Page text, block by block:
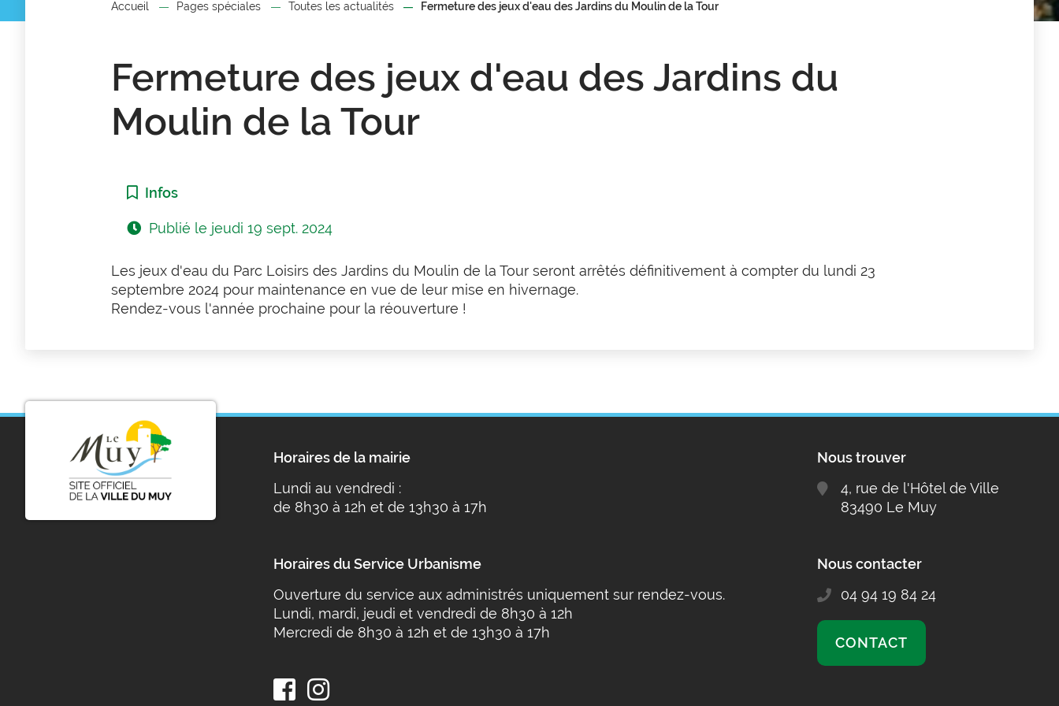
Accueil Pages spéciales Toutes les actualités Fermeture des jeux d'eau des Jardins du Moulin de la Tour
Fermeture des jeux d'eau des Jardins du
Moulin de la Tour
Catégorie :
Infos
Publié le jeudi 19 sept. 2024
Les jeux d'eau du Parc Loisirs des Jardins du Moulin de la Tour seront arrêtés définitivement à compter du lundi 23
septembre 2024 pour maintenance en vue de leur mise en hivernage.
Rendez-vous l'année prochaine pour la réouverture !
Horaires de la mairie
Lundi au vendredi :
de 8h30 à 12h et de 13h30 à 17h
Horaires du Service Urbanisme
Ouverture du service aux administrés uniquement sur rendez-vous.
Lundi, mardi, jeudi et vendredi de 8h30 à 12h
Mercredi de 8h30 à 12h et de 13h30 à 17h
Nous trouver
4, rue de l'Hôtel de Ville
83490 Le Muy
Nous contacter
04 94 19 84 24
CONTACT